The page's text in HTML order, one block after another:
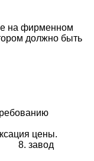
на фирменном
должно быть
фиксация цены.